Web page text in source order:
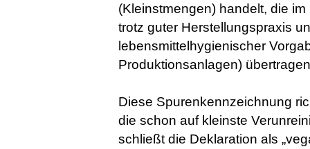
(Kleinstmengen) handelt, die
trotz guter Herstellungspraxis
lebensmittelhygienischer
Produktionsanlagen)
Diese Spurenkennzeichnung
die schon auf kleinste
schließt die Deklaration als